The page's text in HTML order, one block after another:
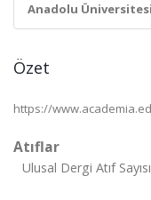
Anadolu
Özet
https://www.academia.edu/
Atıflar
Ulusal Dergi Atıf